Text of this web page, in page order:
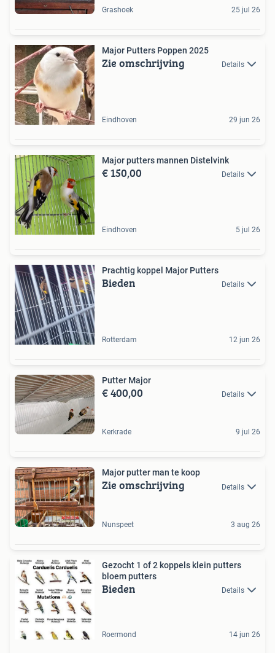
Grashoek 25 jul 26
Major Putters Poppen 2025
Zie omschrijving Details
Eindhoven 29 jun 26
Major putters mannen Distelvink
€ 150,00 Details
Eindhoven 5 jul 26
Prachtig koppel Major Putters
Bieden Details
Rotterdam 12 jun 26
Putter Major
€ 400,00 Details
Kerkrade 9 jul 26
Major putter man te koop
Zie omschrijving Details
Nunspeet 3 aug 26
Gezocht 1 of 2 koppels klein putters
bloem putters
Bieden Details
Roermond 14 jun 26